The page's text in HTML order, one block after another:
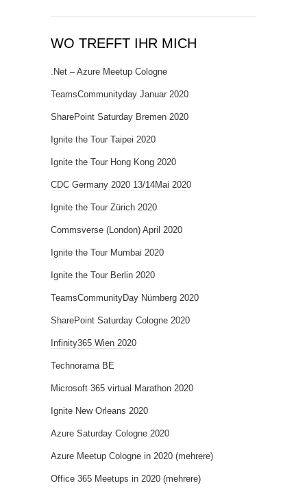
WO TREFFT IHR MICH
.Net – Azure Meetup Cologne
TeamsCommunityday Januar 2020
SharePoint Saturday Bremen 2020
Ignite the Tour Taipei 2020
Ignite the Tour Hong Kong 2020
CDC Germany 2020 13/14Mai 2020
Ignite the Tour Zürich 2020
Commsverse (London) April 2020
Ignite the Tour Mumbai 2020
Ignite the Tour Berlin 2020
TeamsCommunityDay Nürnberg 2020
SharePoint Saturday Cologne 2020
Infinity365 Wien 2020
Technorama BE
Microsoft 365 virtual Marathon 2020
Ignite New Orleans 2020
Azure Saturday Cologne 2020
Azure Meetup Cologne in 2020 (mehrere)
Office 365 Meetups in 2020 (mehrere)